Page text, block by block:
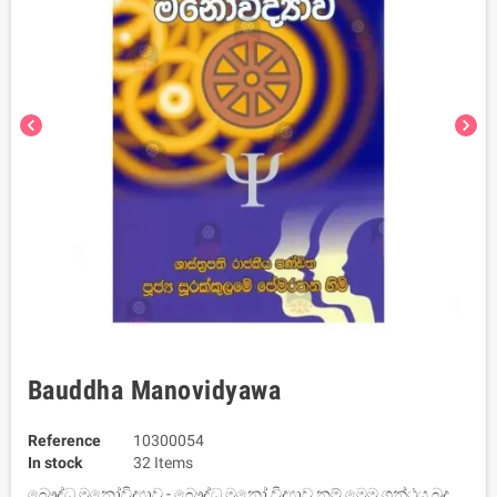
chevron_left chevron_right
Bauddha Manovidyawa
Reference
10300054
In stock
32 Items